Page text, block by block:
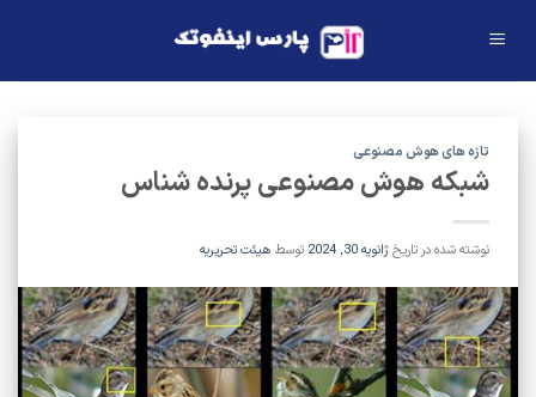
تازه های هوش مصنوعی
شبکه هوش مصنوعی پرنده شناس
نوشته شده در تاریخژانویه 30, 2024 توسط هیئت تحریریه